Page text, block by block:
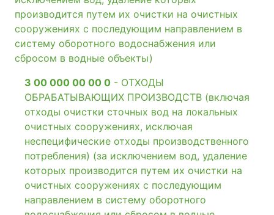
производится путем их очистки на очистных
сооружениях с последующим направлением в
систему оборотного водоснабжения или
сбросом в водные объекты)
3 00 000 00 00 0 - ОТХОДЫ
ОБРАБАТЫВАЮЩИХ ПРОИЗВОДСТВ (включая
отходы очистки сточных вод на локальных
очистных сооружениях, исключая
неспецифические отходы производственного
потребления) (за исключением вод, удаление
которых производится путем их очистки на
очистных сооружениях с последующим
направлением в систему оборотного